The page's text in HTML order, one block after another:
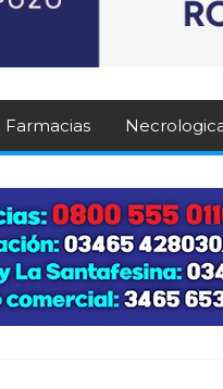
Farmacias